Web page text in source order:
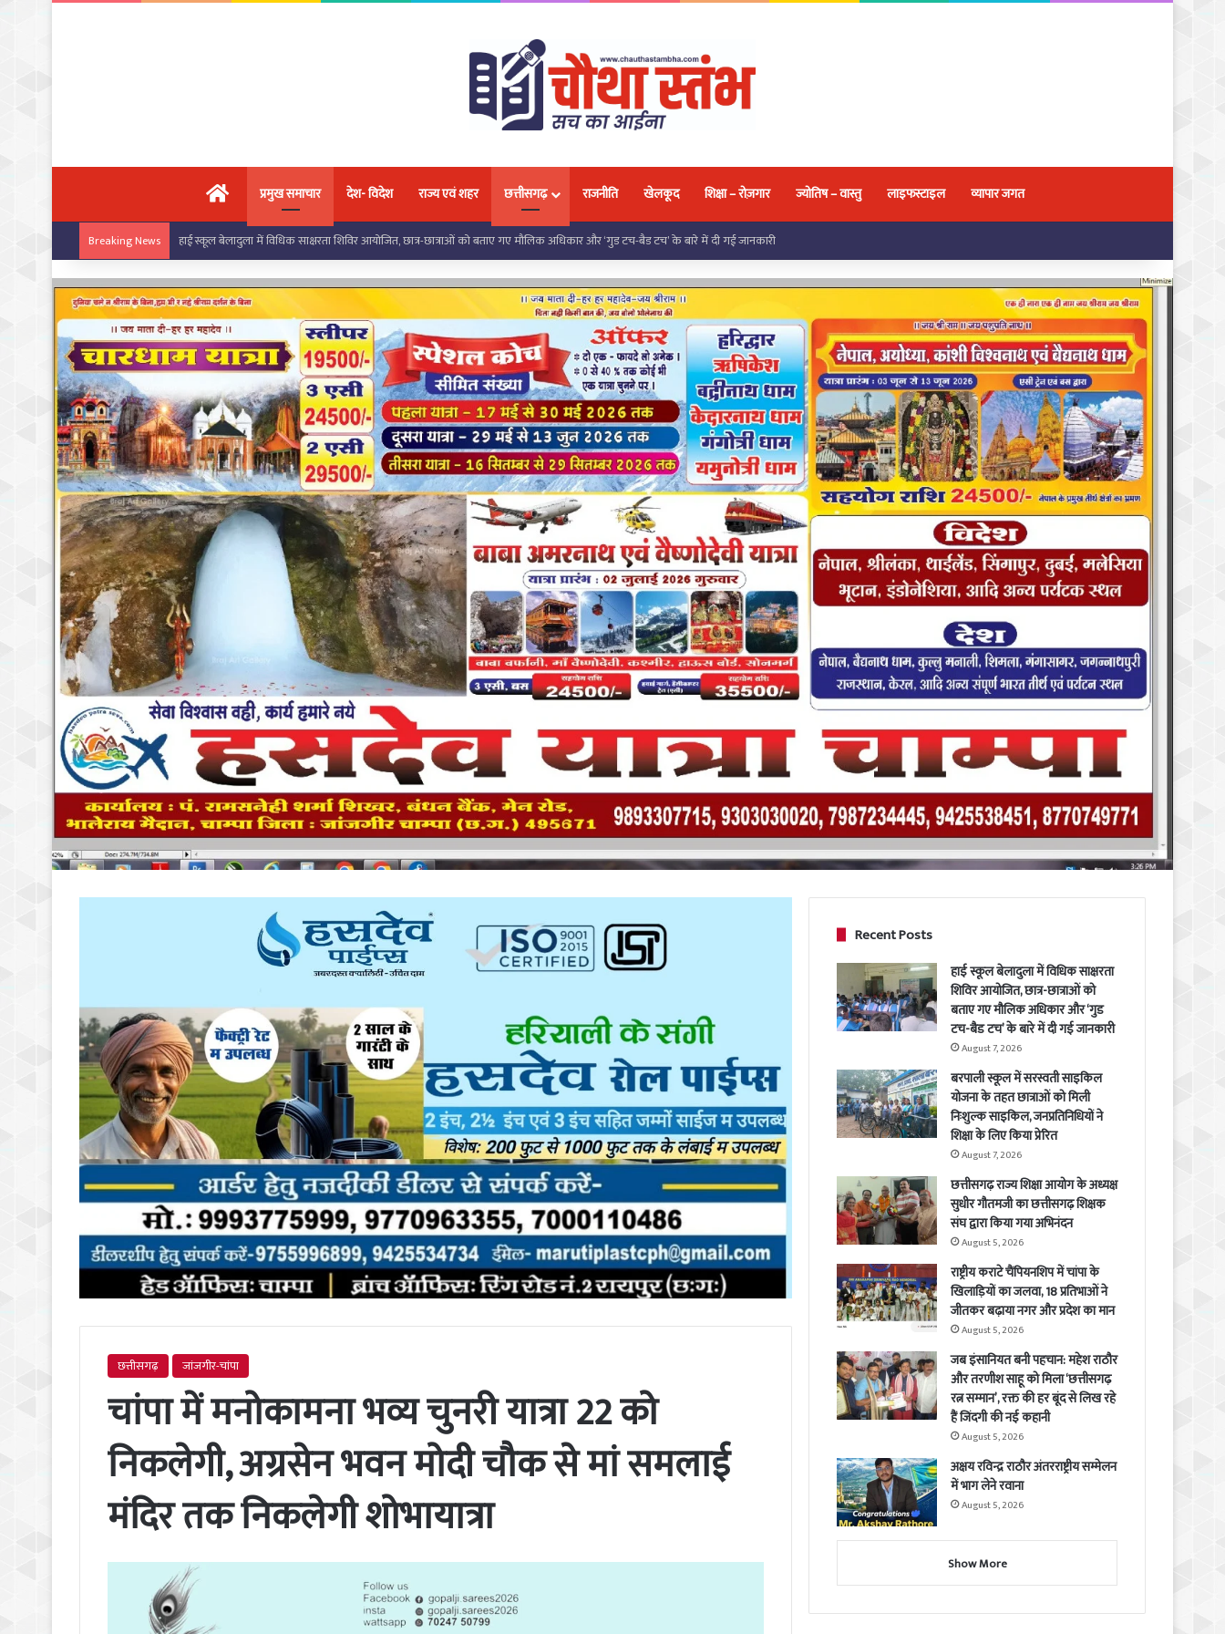
मुख्य पृष्ठप्रमुख समाचार देश- विदेश राज्य एवं शहर छत्तीसगढ़ राजनीति खेलकूद शिक्षा – रोज़गार ज्योतिष – वास्तु लाइफस्टाइल व्यापार जगत
Breaking News बरपाली स्कूल में सरस्वती साइकिल योजना के तहत छात्राओं को मिली निःशुल्क साइकिल, जनप्रतिनिधियों ने शिक्षा के लिए किया प्रेरित
छत्तीसगढ़ जांजगीर-चांपा
चांपा में मनोकामना भव्य चुनरी यात्रा 22 को
निकलेगी, अग्रसेन भवन मोदी चौक से मां समलाई
मंदिर तक निकलेगी शोभायात्रा
Recent Posts
हाई स्कूल बेलादुला में विधिक साक्षरता
शिविर आयोजित, छात्र-छात्राओं को
बताए गए मौलिक अधिकार और ‘गुड
टच-बैड टच’ के बारे में दी गई जानकारी
August 7, 2026
बरपाली स्कूल में सरस्वती साइकिल
योजना के तहत छात्राओं को मिली
निःशुल्क साइकिल, जनप्रतिनिधियों ने
शिक्षा के लिए किया प्रेरित
August 7, 2026
छत्तीसगढ़ राज्य शिक्षा आयोग के अध्यक्ष
सुधीर गौतमजी का छत्तीसगढ़ शिक्षक
संघ द्वारा किया गया अभिनंदन
August 5, 2026
राष्ट्रीय कराटे चैंपियनशिप में चांपा के
खिलाड़ियों का जलवा, 18 प्रतिभाओं ने
जीतकर बढ़ाया नगर और प्रदेश का मान
August 5, 2026
जब इंसानियत बनी पहचान: महेश राठौर
और तरणीश साहू को मिला ‘छत्तीसगढ़
रत्न सम्मान’, रक्त की हर बूंद से लिख रहे
हैं जिंदगी की नई कहानी
August 5, 2026
अक्षय रविन्द्र राठौर अंतरराष्ट्रीय सम्मेलन
में भाग लेने रवाना
August 5, 2026
Show More